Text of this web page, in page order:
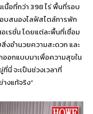
นื้อที่กว่า 398 ไร่ พื้นที่รอบ
บสนองไลฟ์สไตล์การพัก
เรชั่น โดยแต่ละพื้นที่เชื่อม
อำนวยความสะดวก และ
อกแบบมาเพื่อความสุขใน
นี่ จะเป็นช่วงเวลาที่
งแท้จริง”